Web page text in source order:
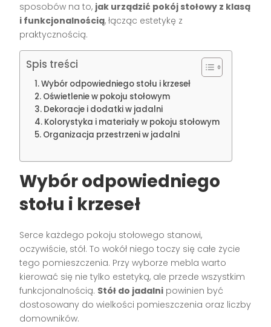
sposobów na to, jak urządzić pokój stołowy z klasą
i funkcjonalnością, łącząc estetykę z
praktycznością.
Spis treści
Wybór odpowiedniego stołu i krzeseł
Oświetlenie w pokoju stołowym
Dekoracje i dodatki w jadalni
Kolorystyka i materiały w pokoju stołowym
Organizacja przestrzeni w jadalni
Wybór odpowiedniego
stołu i krzeseł
Serce każdego pokoju stołowego stanowi,
oczywiście, stół. To wokół niego toczy się całe życie
tego pomieszczenia. Przy wyborze mebla warto
kierować się nie tylko estetyką, ale przede wszystkim
funkcjonalnością. Stół do jadalni powinien być
dostosowany do wielkości pomieszczenia oraz liczby
domowników.